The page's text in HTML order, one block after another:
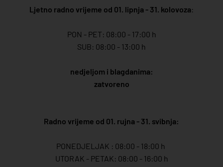
Ljetno radno vrijeme od 01. lipnja - 31. kolovoza:
PON - PET: 08:00 - 17:00 h
SUB: 08:00 - 13:00 h
nedjeljom i blagdanima:
zatvoreno
Radno vrijeme od 01. rujna - 31. svibnja:
PONEDJELJAK : 08:00 - 18:00 h
UTORAK - PETAK: 08:00 - 16:00 h